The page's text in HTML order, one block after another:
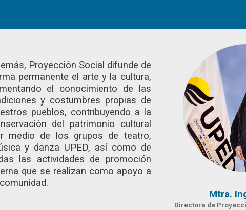
Proyección Social difunde de
permanente el arte y la cultura,
el conocimiento de las
y costumbres propias de
pueblos, contribuyendo a la
del patrimonio cultural
medio de los grupos de teatro,
y danza UPED, así como de
las actividades de promoción
que se realizan como apoyo a
Mtra.
Directora de